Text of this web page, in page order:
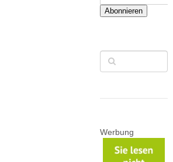
Abonnieren
Werbung